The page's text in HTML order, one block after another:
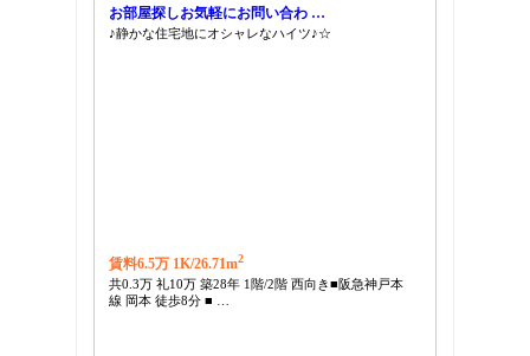
お部屋探しお気軽にお問い合わ …
♪静かな住宅地にオシャレなハイツ♪☆
賃料6.5万 1K/26.71m2
共0.3万 礼10万 築28年 1階/2階 西向き■阪急神戸本
線 岡本 徒歩8分 ■ …